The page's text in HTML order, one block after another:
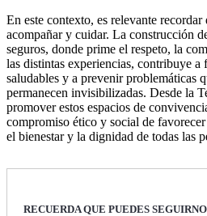
En este contexto, es relevante
acompañar y cuidar. La construcción
seguros, donde prime el respeto, la
las distintas experiencias, contribuye a
saludables y a prevenir problemáticas
permanecen invisibilizadas. Desde la
promover estos espacios de
compromiso ético y social de
el bienestar y la dignidad de todas las
RECUERDA QUE PUEDES